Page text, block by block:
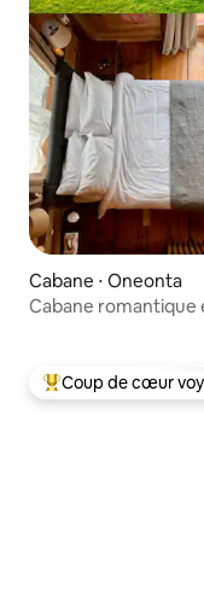
Cabane ⋅ Oneonta
Cabane romantique
Coups de cœur
Coup de cœur